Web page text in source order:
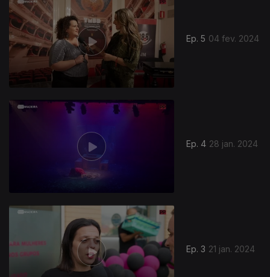
Ep. 5 04 fev. 2024
Ep. 4 28 jan. 2024
Ep. 3 21 jan. 2024
741154